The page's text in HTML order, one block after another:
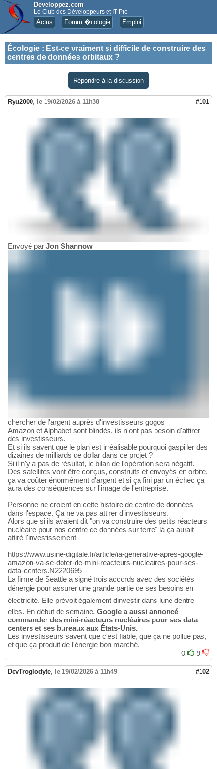
Developpez.com
Le Club des Développeurs et IT Pro
Actus Forum �cologie Emploi
Écologie : Est-ce vraiment si difficile de construire des
centres de données orbitaux ?
Répondre à la discussion
Ryu2000, le 19/02/2026 à 11h38 #101
Envoyé par Jon Shannow
chercher de l'argent auprès d'investisseurs gogos
Amazon et Alphabet sont blindés, ils n'ont pas besoin d'attirer
des investisseurs.
Et si ils savent que le plan est irréalisable pourquoi gaspiller des
dizaines de milliards de dollar dans ce projet ?
Si il n'y a pas de résultat, le bilan de l'opération sera négatif.
Des satellites vont être conçus, construits et envoyés en orbite,
ça va coûter énormément d'argent et si ça fini par un échec ça
aura des conséquences sur l'image de l'entreprise.
Personne ne croient en cette histoire de centre de données
dans l'espace. Ça ne va pas attirer d'investisseurs.
Alors que si ils avaient dit "on va construire des petits réacteurs
nucléaire pour nos centre de données sur terre" là ça aurait
attiré l'investissement.
https://www.usine-digitale.fr/article/ia-generative-apres-google-
amazon-va-se-doter-de-mini-reacteurs-nucleaires-pour-ses-
data-centers.N2220695
La firme de Seattle a signé trois accords avec des sociétés
dénergie pour assurer une grande partie de ses besoins en
électricité. Elle prévoit également dinvestir dans lune dentre
elles. En début de semaine, Google a aussi annoncé
commander des mini-réacteurs nucléaires pour ses data
centers et ses bureaux aux États-Unis.
Les investisseurs savent que c'est fiable, que ça ne pollue pas,
et que ça produit de l'énergie bon marché.
0
9
DevTroglodyte, le 19/02/2026 à 11h49 #102